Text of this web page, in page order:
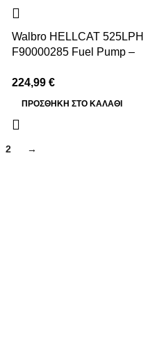
Walbro HELLCAT 525LPH
F90000285 Fuel Pump –
High-Performance – TI
Automotive
224,99 €
ΠΡΟΣΘΉΚΗ ΣΤΟ ΚΑΛΆΘΙ
2 →